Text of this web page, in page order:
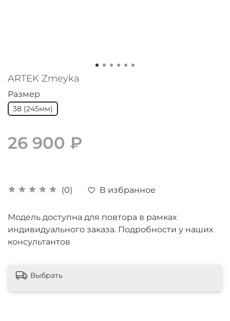
ARTEK Zmeyka
(0) В избранное
Размер
38 (245мм)
26 900 ₽
Модель доступна для повтора в рамках
индивидуального заказа. Подробности у наших
консультантов
Выбрать